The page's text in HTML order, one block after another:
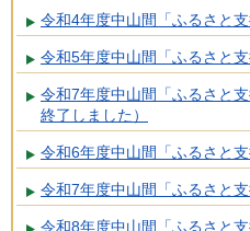
令和4年度中山間「ふるさと
令和5年度中山間「ふるさと
令和7年度中山間「ふるさと
終了しました）
令和6年度中山間「ふるさと
令和7年度中山間「ふるさと
令和8年度中山間「ふるさと